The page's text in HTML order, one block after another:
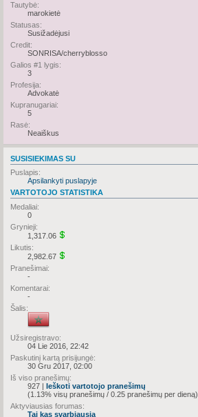
Tautybė:
marokietė
Statusas:
Susižadėjusi
Credit:
SONRISA/cherryblosso
Galios #1 lygis:
3
Profesija:
Advokatė
Kupranugariai:
5
Rasė:
Neaiškus
SUSISIEKIMAS SU
Puslapis:
Apsilankyti puslapyje
VARTOTOJO STATISTIKA
Medaliai:
0
Grynieji:
1,317.06
Likutis:
2,982.67
Pranešimai:
-
Komentarai:
-
Šalis:
Užsiregistravo:
04 Lie 2016, 22:42
Paskutinį kartą prisijungė:
30 Gru 2017, 02:00
Iš viso pranešimų:
927 | Ieškoti vartotojo pranešimų
(1.13% visų pranešimų / 0.25 pranešimų per dieną)
Aktyviausias forumas:
Tai kas svarbiausia